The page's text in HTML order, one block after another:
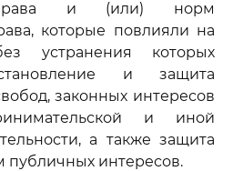
права и (или) норм
которые повлияли на
устранения которых
и защита
законных интересов
и иной
а также защита
публичных интересов.